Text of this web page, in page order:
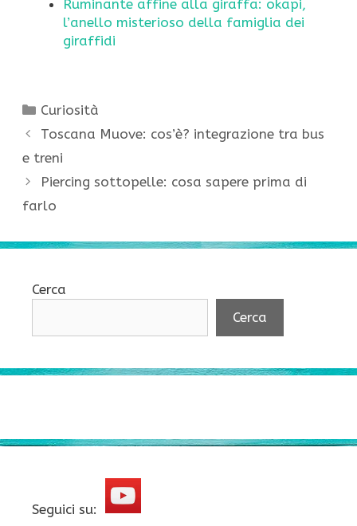
Ruminante affine alla giraffa: okapi,
l’anello misterioso della famiglia dei
giraffidi
Categorie
Curiosità
Toscana Muove: cos’è? integrazione tra bus
e treni
Piercing sottopelle: cosa sapere prima di
farlo
Cerca
Cerca
Seguici su: